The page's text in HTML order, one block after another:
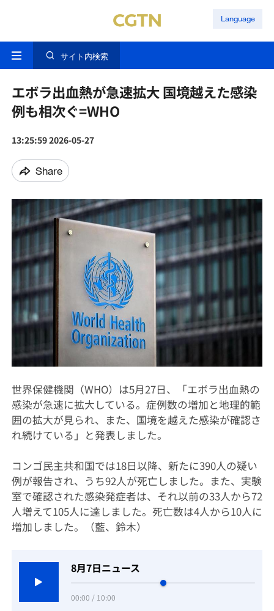
Language
サイト内検索
エボラ出血熱が急速拡大 国境越えた感染
例も相次ぐ=WHO
13:25:59 2026-05-27
Share
世界保健機関（WHO）は5月27日、「エボラ出血熱の
感染が急速に拡大している。症例数の増加と地理的範
囲の拡大が見られ、また、国境を越えた感染が確認さ
れ続けている」と発表しました。
コンゴ民主共和国では18日以降、新たに390人の疑い
例が報告され、うち92人が死亡しました。また、実験
室で確認された感染発症者は、それ以前の33人から72
人増えて105人に達しました。死亡数は4人から10人に
増加しました。（藍、鈴木）
8月7日ニュース
00:00 / 10:00